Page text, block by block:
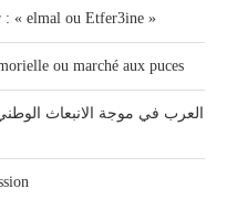
: « elmal ou Etfer3ine »
ou marché aux puces
العرب في موجة الانبعاث